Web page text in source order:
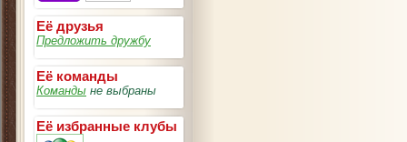
Её друзья
Предложить дружбу
Её команды
Команды не выбраны
Её избранные клубы